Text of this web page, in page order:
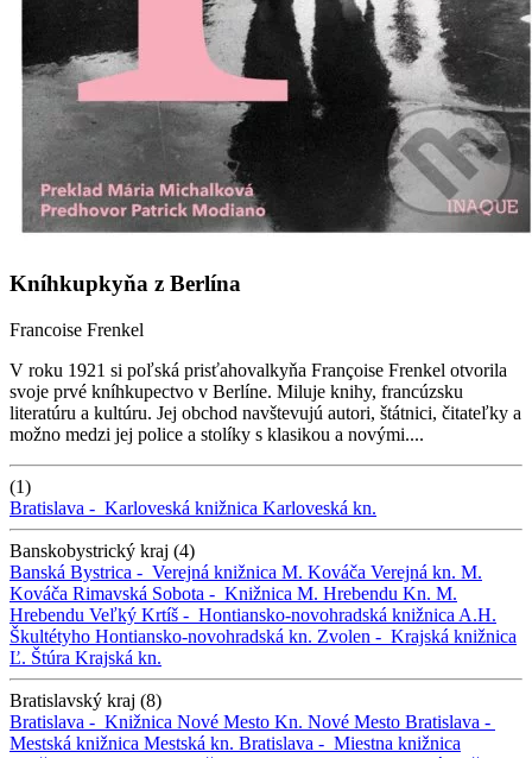
Kníhkupkyňa z Berlína
Francoise Frenkel
V roku 1921 si poľská prisťahovalkyňa Françoise Frenkel otvorila
svoje prvé kníhkupectvo v Berlíne. Miluje knihy, francúzsku
literatúru a kultúru. Jej obchod navštevujú autori, štátnici, čitateľky a
možno medzi jej police a stolíky s klasikou a novými....
(1)
Bratislava - Karloveská knižnica Karloveská kn.
Banskobystrický kraj (4)
Banská Bystrica - Verejná knižnica M. Kováča Verejná kn. M.
Kováča Rimavská Sobota - Knižnica M. Hrebendu Kn. M.
Hrebendu Veľký Krtíš - Hontiansko-novohradská knižnica A.H.
Škultétyho Hontiansko-novohradská kn. Zvolen - Krajská knižnica
Ľ. Štúra Krajská kn.
Bratislavský kraj (8)
Bratislava - Knižnica Nové Mesto Kn. Nové Mesto Bratislava -
Mestská knižnica Mestská kn. Bratislava - Miestna knižnica